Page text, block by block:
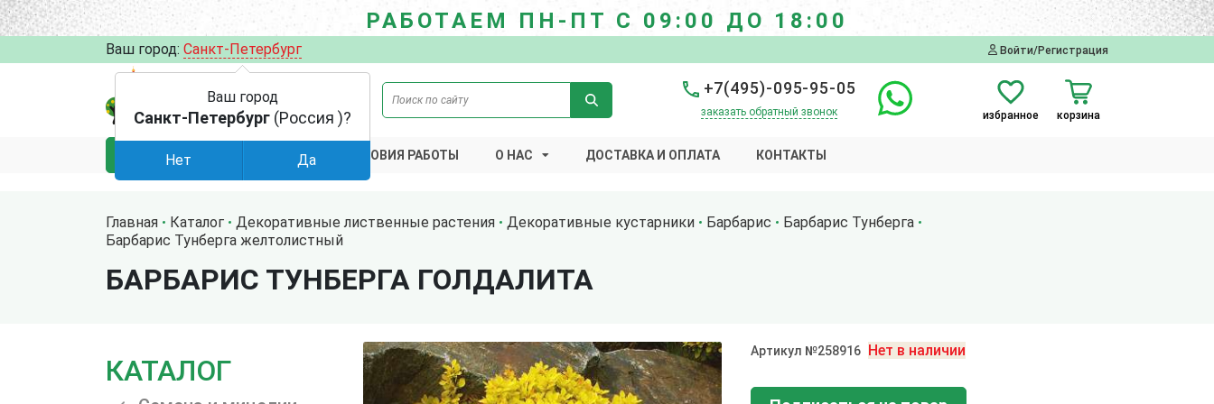
РАБОТАЕМ ПН-ПТ С 09:00 ДО 18:00
Ваш город: Санкт-Петербург Войти/Регистрация
+7(495)-095-95-05
заказать обратный звонок избранное корзина
КАТАЛОГ АКЦИИ УСЛОВИЯ РАБОТЫ О НАС ДОСТАВКА И ОПЛАТА КОНТАКТЫ
Главная Каталог Декоративные лиственные растения Декоративные кустарники Барбарис
Барбарис Тунберга
Барбарис Тунберга желтолистный
БАРБАРИС ТУНБЕРГА ГОЛДАЛИТА
КАТАЛОГ
Артикул №258916 Нет в наличии
Ваш город
Санкт-Петербург (Россия )?
Нет Да